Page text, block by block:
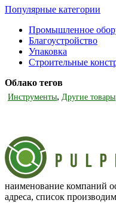
Популярные категории
Промышленное
Благоустройство
Упаковка
Строительные
Облако тегов
Инструменты, Другие товары
наименование компаний
адреса, список